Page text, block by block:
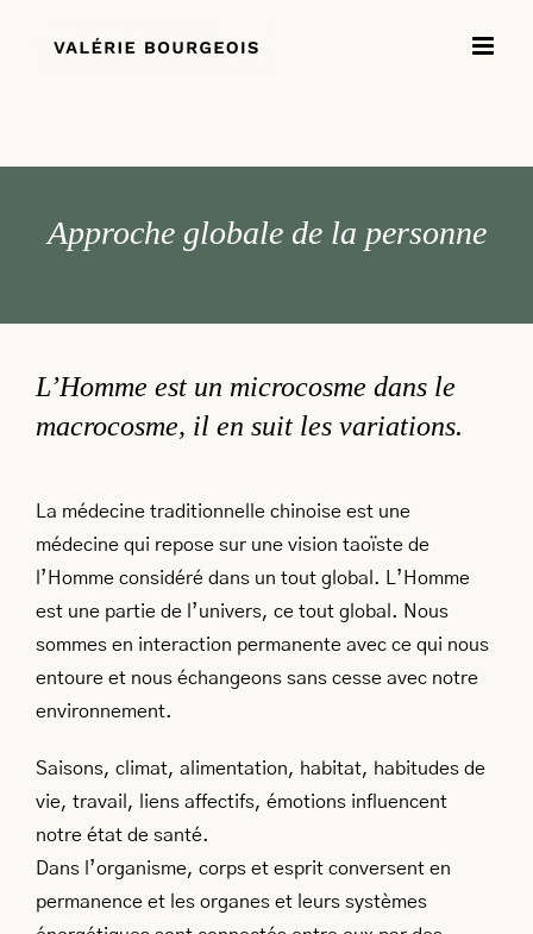
Approche globale de la personne
L’Homme est un microcosme dans le
macrocosme, il en suit les variations.
La médecine traditionnelle chinoise est une
médecine qui repose sur une vision taoïste de
l’Homme considéré dans un tout global. L’Homme
est une partie de l’univers, ce tout global. Nous
sommes en interaction permanente avec ce qui nous
entoure et nous échangeons sans cesse avec notre
environnement.
Saisons, climat, alimentation, habitat, habitudes de
vie, travail, liens affectifs, émotions influencent
notre état de santé.
Dans l’organisme, corps et esprit conversent en
permanence et les organes et leurs systèmes